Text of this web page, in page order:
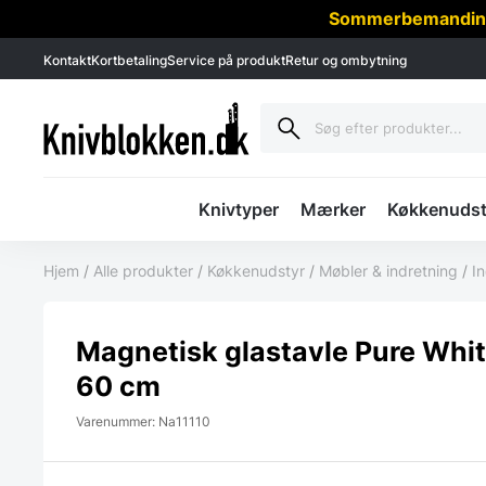
KontaktKortbetalingService på produktRetur og ombytning
Knivtyper Mærker
Hjem / Alle produkter / Køkkenudstyr / Møbler & indretning /
Magnetisk glastavle Pure
60 cm
Varenummer: Na11110